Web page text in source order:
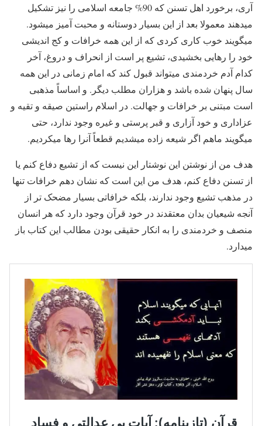
آری، برخورد اهل تسنن که 90% جامعه اسلامی را نیز تشکیل
میدهند معمولا بعد از این بسیار دوستانه و محبت آمیز میشود.
میگویند خوب کاری کردی که از این همه خرافات و کج اندیشی
خود را رهایی بخشیدی، تشیع پر است از انحراف و دروغ، آخر
کدام آدم خردمندی میتواند قبول کند که امام زمانی در این همه
سال پنهان شده باشد و هزاران مطلب دیگر. و اساساً مذهبی
است مبتنی بر خرافات و جهالت. در اسلام راستین صیقه و تقیه و
عزاداری و خود آزاری و قبر پرستی و غیره وجود ندارد، حتی
میگویند ماهم اگر شیعه زاده میشدیم قطعاً آنرا رها میکردیم.
هدف من از نوشتن این نوشتار این نیست که از تشیع دفاع کنم یا
از تسنن دفاع کنم، هدف من این است که نشان دهم خرافات تنها
در مذهب تشیع وجود ندارند، بلکه خرافاتی بسیار مضحک تر از
آنجه شیعیان بدان معتقدند در خود قرآن وجود دارد که هر انسان
منصف و خردمندی را به انکار حقیقی بودن مطالب این کتاب باز
میدارد.